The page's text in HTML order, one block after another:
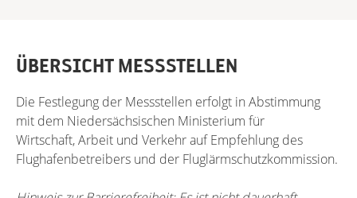
ÜBERSICHT MESSSTELLEN
Die Festlegung der Messstellen erfolgt in Abstimmung
mit dem Niedersächsischen Ministerium für
Wirtschaft, Arbeit und Verkehr auf Empfehlung des
Flughafenbetreibers und der Fluglärmschutzkommission.